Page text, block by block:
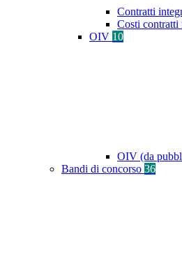
Contratti
Costi contratti
OIV 10
OIV (da
Bandi di concorso 36